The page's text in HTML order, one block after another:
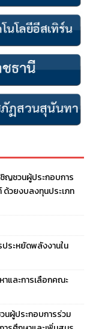
ชิญชวนผู้ประกอบการ
วยงบลงทุนประเภท
ประหยัดพลังงานใน
าและการเลือกคณะ
นผู้ประกอบการร่วม